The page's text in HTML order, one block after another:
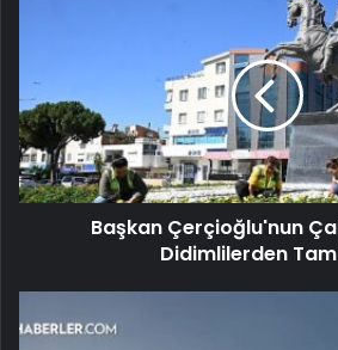
Başkan Çerçioğlu'nun
Didimlilerden